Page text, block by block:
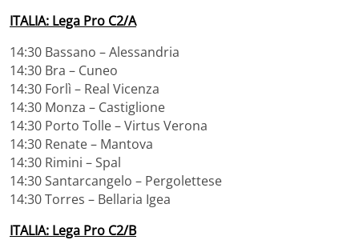
ITALIA: Lega Pro C2/A
14:30 Bassano – Alessandria
14:30 Bra – Cuneo
14:30 Forlì – Real Vicenza
14:30 Monza – Castiglione
14:30 Porto Tolle – Virtus Verona
14:30 Renate – Mantova
14:30 Rimini – Spal
14:30 Santarcangelo – Pergolettese
14:30 Torres – Bellaria Igea
ITALIA: Lega Pro C2/B